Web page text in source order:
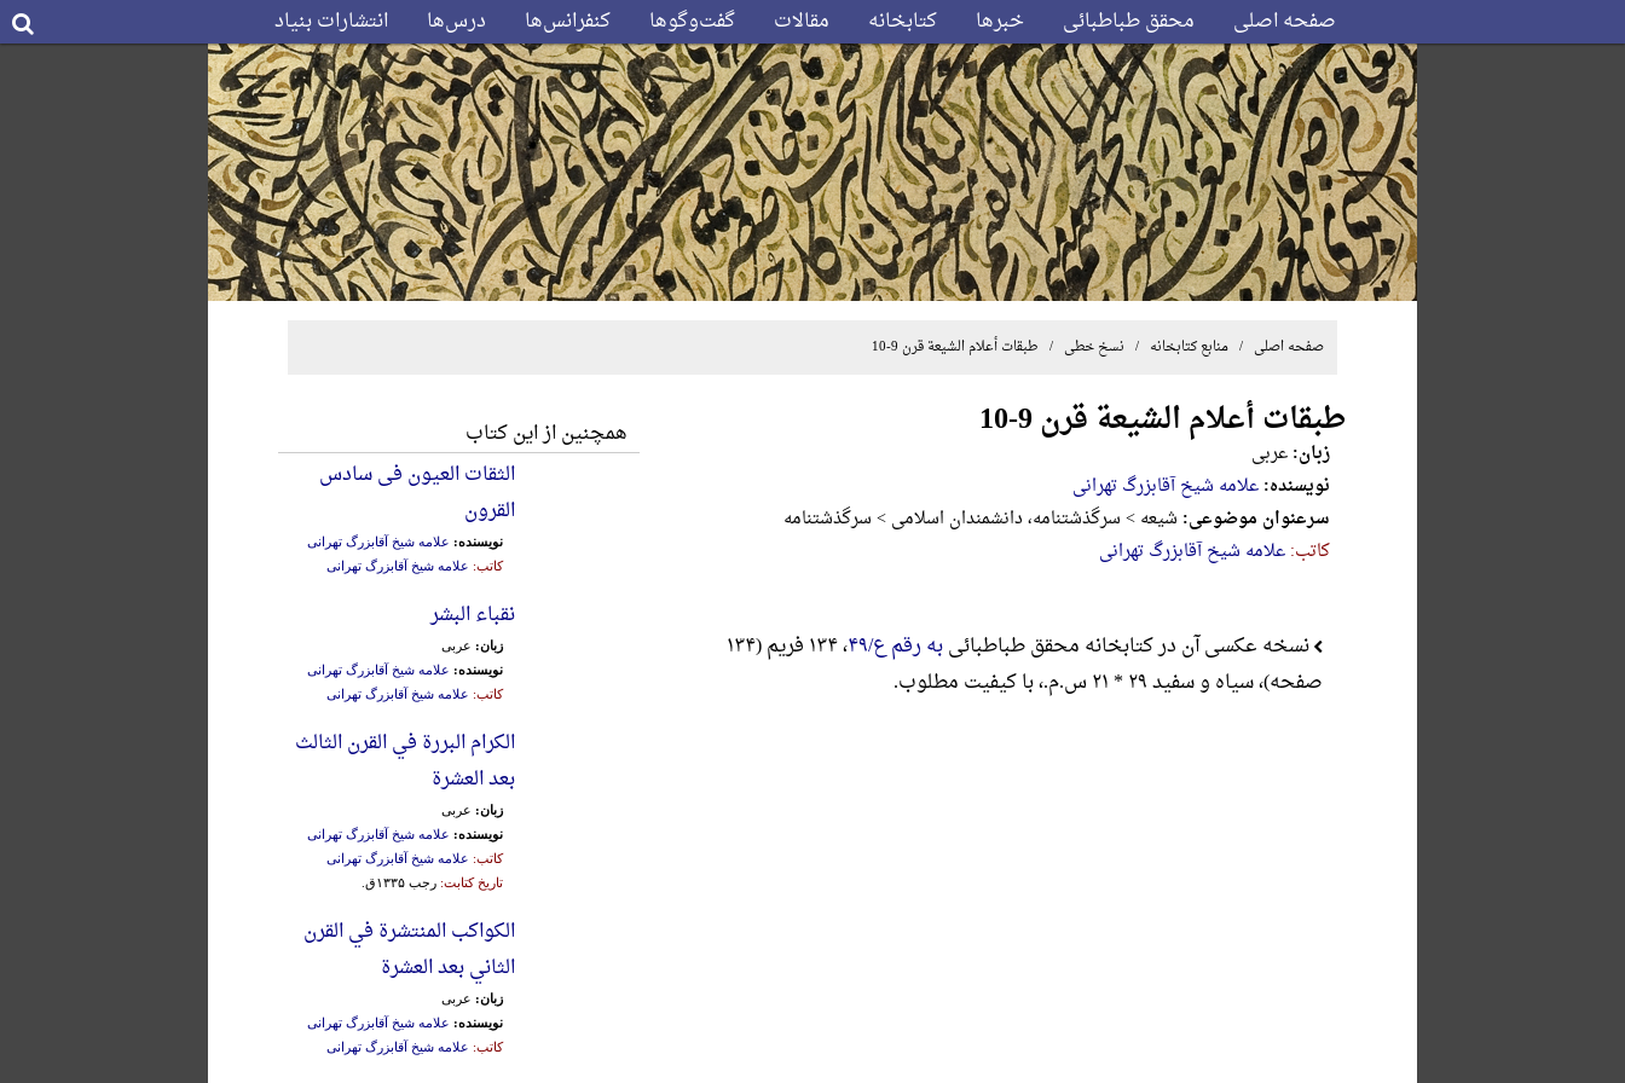
صفحه اصلی محقق طباطبائی خبرها کتابخانه مقالات گفت‌وگوها کنفرانس‌ها درس‌ها انتشارات بنیاد
صفحه اصلی / منابع کتابخانه / نسخ خطی / طبقات أعلام الشیعة قرن 9-10
طبقات أعلام الشیعة قرن 9-10
زبان:عربی
نویسنده:علامه شیخ آقابزرگ تهرانی
سرعنوان موضوعی: شیعه > سرگذشتنامه، دانشمندان اسلامی > سرگذشتنامه
کاتب:علامه شیخ آقابزرگ تهرانی
نسخه عکسی آن در کتابخانه محقق طباطبائیبه رقم ع/۴۹
، ۱۳۴ فریم (۱۳۴
صفحه)، سیاه و سفید ۲۹ * ۲۱ س.م.، با کیفیت مطلوب.
همچنین از این کتاب
الثقات العیون فی سادس
القرون
نویسنده: علامه شیخ آقابزرگ تهرانی
کاتب: علامه شیخ آقابزرگ تهرانی
نقباء البشر
زبان: عربی
نویسنده: علامه شیخ آقابزرگ تهرانی
کاتب: علامه شیخ آقابزرگ تهرانی
الکرام البررة في القرن الثالث
بعد العشرة
زبان: عربی
نویسنده: علامه شیخ آقابزرگ تهرانی
کاتب: علامه شیخ آقابزرگ تهرانی
تاریخ کتابت:رجب ۱۳۳۵ق.
الکواکب المنتشرة في القرن
الثاني بعد العشرة
زبان: عربی
نویسنده: علامه شیخ آقابزرگ تهرانی
کاتب: علامه شیخ آقابزرگ تهرانی